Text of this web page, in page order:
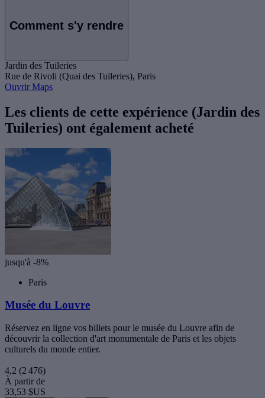
Comment s'y rendre
Jardin des Tuileries
Rue de Rivoli (Quai des Tuileries), Paris
Ouvrir Maps
Les clients de cette expérience (Jardin des
Tuileries) ont également acheté
jusqu'à -8%
Paris
Musée du Louvre
Réservez en ligne vos billets pour le musée du Louvre afin de
découvrir la collection d'art monumentale de Paris et les objets
culturels du monde entier.
4,2 (2 476)
À partir de
33,53 $US